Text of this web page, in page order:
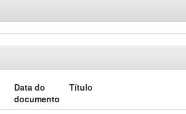
Data do
documento
Título